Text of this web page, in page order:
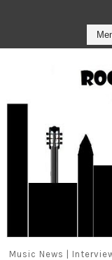
Music News |